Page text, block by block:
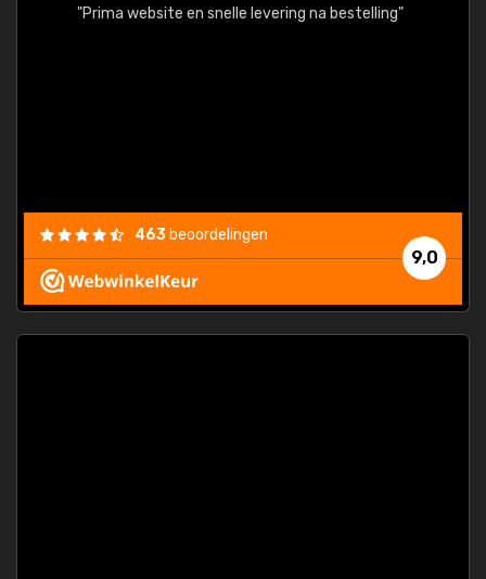
"Prima website en snelle levering na bestelling"
9,0
463 beoordelingen